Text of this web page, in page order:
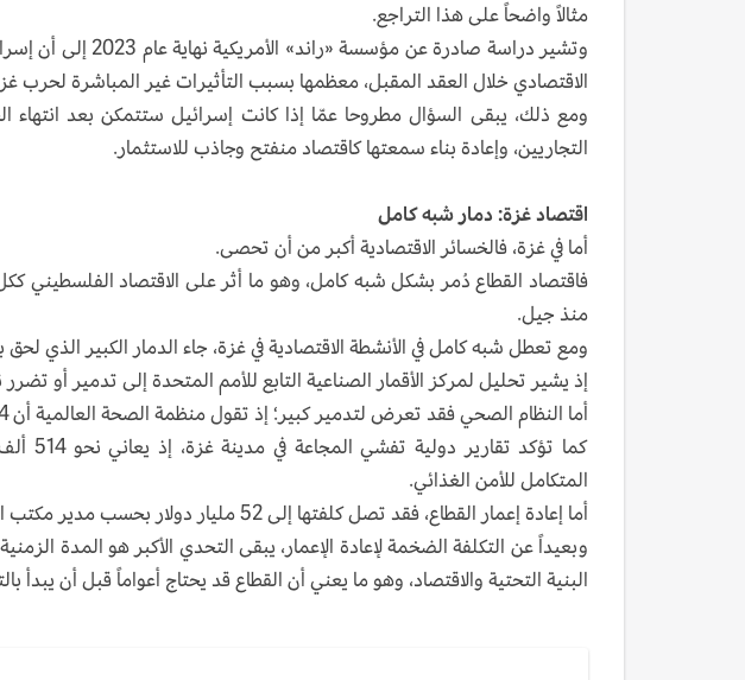
مثالاً واضحاً على هذا التراجع.
الاقتصادي خلال العقد المقبل، معظمها بسبب التأثيرات غير المباشرة لحرب
ومع ذلك، يبقى السؤال مطروحا عمّا إذا كانت إسرائيل ستتمكن بعد انتهاء
التجاريين، وإعادة بناء سمعتها كاقتصاد منفتح وجاذب للاستثمار.
اقتصاد غزة: دمار شبه كامل
أما في غزة، فالخسائر الاقتصادية أكبر من أن تحصى.
فاقتصاد القطاع دُمر بشكل شبه كامل، وهو ما أثر على الاقتصاد الفلسطيني
منذ جيل.
ومع تعطل شبه كامل في الأنشطة الاقتصادية في غزة، جاء الدمار الكبير الذي لحق
إذ يشير تحليل لمركز الأقمار الصناعية التابع للأمم المتحدة إلى تدمير أو تضرر نحو 193 ألف مبنى في
أما النظام الصحي فقد تعرض لتدمير كبير؛ إذ تقول منظمة الصحة العالمية أن 14 من أصل 36 مستشفى تعمل بشكل جزئي.
كما
المتكامل للأمن الغذائي.
أما إعادة إعمار القطاع، فقد تصل كلفتها إلى 52 مليار دولار بحسب مدير مكتب الأمم المتحدة لخدمات المشاريع.
وبعيداً عن التكلفة الضخمة لإعادة الإعمار، يبقى التحدي الأكبر هو المدة
البنية التحتية والاقتصاد، وهو ما يعني أن القطاع قد يحتاج أعواماً قبل أن يبدأ